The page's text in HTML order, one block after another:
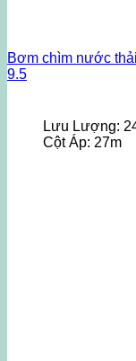
Bơm chìm nước
9.5
Lưu Lượng:
Cột Áp: 27m